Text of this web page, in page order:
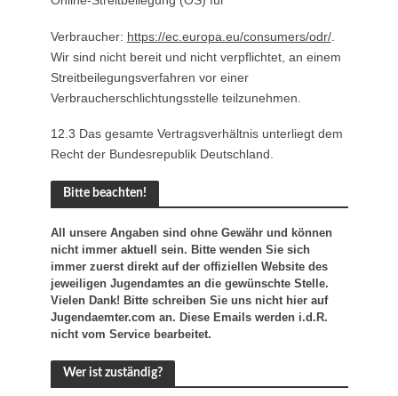
Verbraucher: https://ec.europa.eu/consumers/odr/.
Wir sind nicht bereit und nicht verpflichtet, an einem
Streitbeilegungsverfahren vor einer
Verbraucherschlichtungsstelle teilzunehmen.
12.3 Das gesamte Vertragsverhältnis unterliegt dem
Recht der Bundesrepublik Deutschland.
Bitte beachten!
All unsere Angaben sind ohne Gewähr und können
nicht immer aktuell sein. Bitte wenden Sie sich
immer zuerst direkt auf der offiziellen Website des
jeweiligen Jugendamtes an die gewünschte Stelle.
Vielen Dank! Bitte schreiben Sie uns nicht hier auf
Jugendaemter.com an. Diese Emails werden i.d.R.
nicht vom Service bearbeitet.
Wer ist zuständig?